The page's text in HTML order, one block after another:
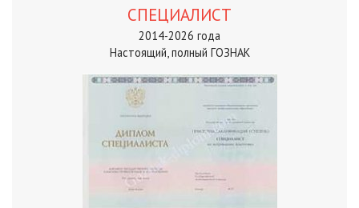
СПЕЦИАЛИСТ
2014-2026 года
Настоящий, полный ГОЗНАК